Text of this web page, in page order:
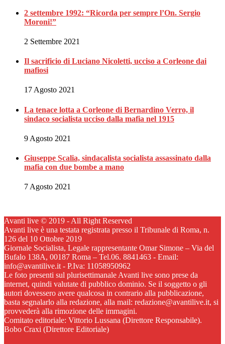
2 settembre 1992: “Ricorda per sempre l’On. Sergio
Moroni!”
2 Settembre 2021
Il sacrificio di Luciano Nicoletti, ucciso a Corleone dai
mafiosi
17 Agosto 2021
La tenace lotta a Corleone di Bernardino Verro, il
sindaco socialista ucciso dalla mafia nel 1915
9 Agosto 2021
Giuseppe Scalia, sindacalista socialista assassinato dalla
mafia con due bombe a mano
7 Agosto 2021
Avanti live © 2019 - All Right Reserved
Avanti live è una testata registrata presso il Tribunale di Roma, n.
126 del 10 Ottobre 2019
Giornale Socialista, Legale rappresentante Omar Simone – Via del
Bufalo 138A, 00187 Roma – Tel.06. 8841463 - Email:
info@avantilive.it - P.Iva: 11058950962
Le foto presenti sul plurisettimanale Avanti live sono prese da
internet, quindi valutate di pubblico dominio. Se il soggetto o gli
autori dovessero avere qualcosa in contrario alla pubblicazione,
basta segnalarlo alla redazione, alla mail: redazione@avantilive.it, si
provvederà alla rimozione delle immagini.
Comitato editoriale: Vittorio Lussana (Direttore Responsabile).
Bobo Craxi (Direttore Editoriale)